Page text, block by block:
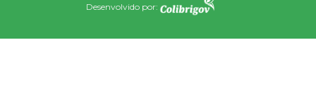
Desenvolvido por: